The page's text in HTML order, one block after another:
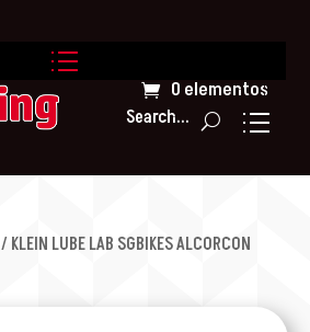
0 elementos
Search...
/ KLEIN LUBE LAB SGBIKES ALCORCON